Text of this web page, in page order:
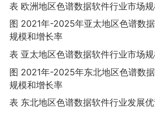
表 欧洲地区色谱数据软件行业市场
图 2021年-2025年亚太地区色谱数
规模和增长率
表 亚太地区色谱数据软件行业市场
图 2021年-2025年东北地区色谱数
规模和增长率
表 东北地区色谱数据软件行业发展